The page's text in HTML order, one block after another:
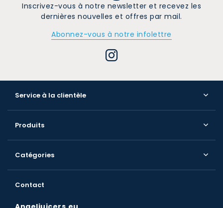
Inscrivez-vous à notre newsletter et recevez les
dernières nouvelles et offres par mail.
Abonnez-vous à notre infolettre
Service à la clientèle
Produits
Catégories
Contact